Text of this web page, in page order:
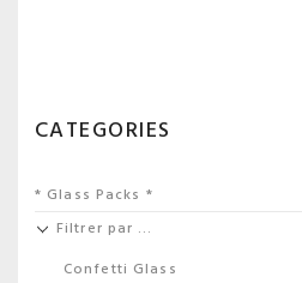
CATEGORIES
* Glass Packs *
Filtrer par …
Confetti Glass